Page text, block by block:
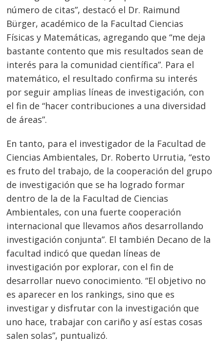
número de citas”, destacó el Dr. Raimund
Bürger, académico de la Facultad Ciencias
Físicas y Matemáticas, agregando que “me deja
bastante contento que mis resultados sean de
interés para la comunidad científica”. Para el
matemático, el resultado confirma su interés
por seguir amplias líneas de investigación, con
el fin de “hacer contribuciones a una diversidad
de áreas”.
En tanto, para el investigador de la Facultad de
Ciencias Ambientales, Dr. Roberto Urrutia, “esto
es fruto del trabajo, de la cooperación del grupo
de investigación que se ha logrado formar
dentro de la de la Facultad de Ciencias
Ambientales, con una fuerte cooperación
internacional que llevamos años desarrollando
investigación conjunta”. El también Decano de la
facultad indicó que quedan líneas de
investigación por explorar, con el fin de
desarrollar nuevo conocimiento. “El objetivo no
es aparecer en los rankings, sino que es
investigar y disfrutar con la investigación que
uno hace, trabajar con cariño y así estas cosas
salen solas”, puntualizó.